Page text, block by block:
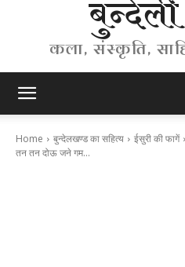
कला, संस्कृति,
Home बुन्देलखण्ड का सहित्य ईसुरी की फागें
तन तन दोऊ जने गम...